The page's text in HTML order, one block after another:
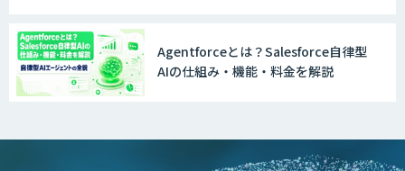
図面検索AI
図面生成AI
Agentforceとは？Salesforce自律型
AIの仕組み・機能・料金を解説